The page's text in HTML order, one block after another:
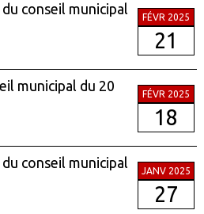
conseil municipal
FÉVR 2025
21
municipal du 20
FÉVR 2025
18
conseil municipal
JANV 2025
27